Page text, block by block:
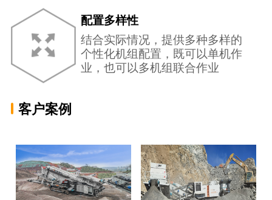
配置多样性
结合实际情况，提供多种多样的
个性化机组配置，既可以单机作
业，也可以多机组联合作业
客户案例